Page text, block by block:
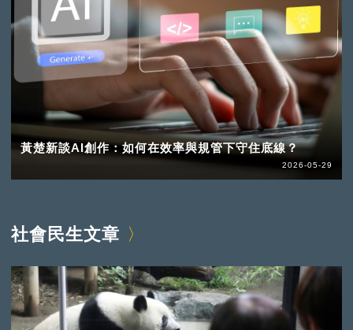
黃楚新談AI創作：如何在效率與規管下守住底線？
2026-05-29
社會民生文章